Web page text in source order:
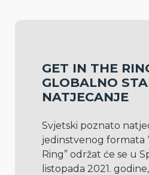
GET IN THE
GLOBALNO
NATJECANJE
Svjetski poznato
jedinstvenog formata
Ring” održat će se u
listopada 2021.